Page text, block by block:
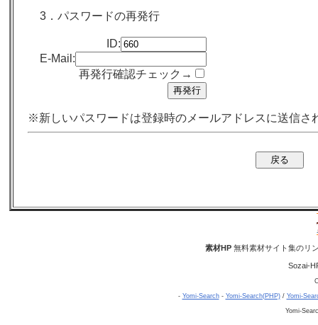
3．パスワードの再発行
ID:
E-Mail:
再発行確認チェック→
※新しいパスワードは登録時のメールアドレスに送信さ
素材HP無料素材サイト集のリ
Sozai-
- Yomi-Search- Yomi-Search(PHP)/ Yomi-
Yomi-